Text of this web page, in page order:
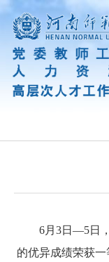
6月 3日—5日
的优异成绩荣获一